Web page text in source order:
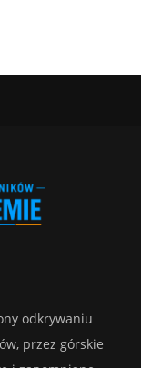
odkrywaniu
przez górskie